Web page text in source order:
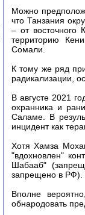
Можно
что Танзания
– от восточного
территорию
Сомали.
К тому же ряд
радикализации,
В августе 2021
охранника и
Саламе. В
инцидент как
Хотя Хамза
"вдохновлен"
Шабааб"
запрещено в РФ).
Вполне
обнародовать